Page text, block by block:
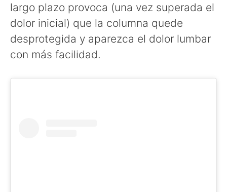
largo plazo provoca (una vez superada el
dolor inicial) que la columna quede
desprotegida y aparezca el dolor lumbar
con más facilidad.